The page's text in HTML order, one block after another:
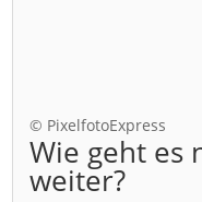
© PixelfotoExpress
Wie geht es
weiter?